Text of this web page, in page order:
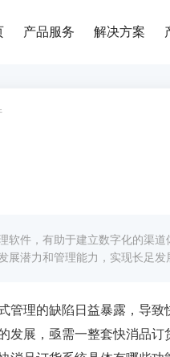
产品服务 解决方案
软件，有助于建立数字化的渠
潜力和管理能力，实现长足发
管理的缺陷日益暴露，导
发展，亟需一整套快消品订